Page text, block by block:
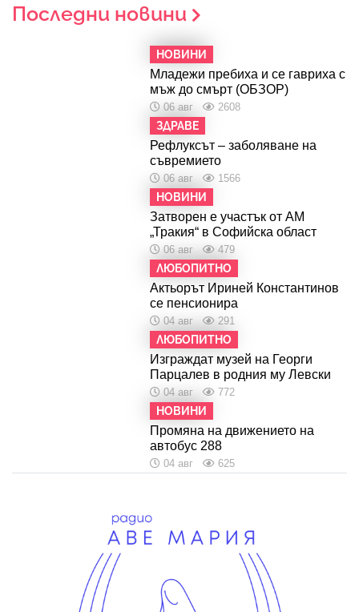
Последни новини
НОВИНИ
Младежи пребиха и се гавриха с
мъж до смърт (ОБЗОР)
06 авг 2608
ЗДРАВЕ
Рефлуксът – заболяване на
съвремието
06 авг 1566
НОВИНИ
Затворен е участък от АМ
„Тракия“ в Софийска област
06 авг 479
ЛЮБОПИТНО
Актьорът Ириней Константинов
се пенсионира
04 авг 291
ЛЮБОПИТНО
Изграждат музей на Георги
Парцалев в родния му Левски
04 авг 772
НОВИНИ
Промяна на движението на
автобус 288
04 авг 625